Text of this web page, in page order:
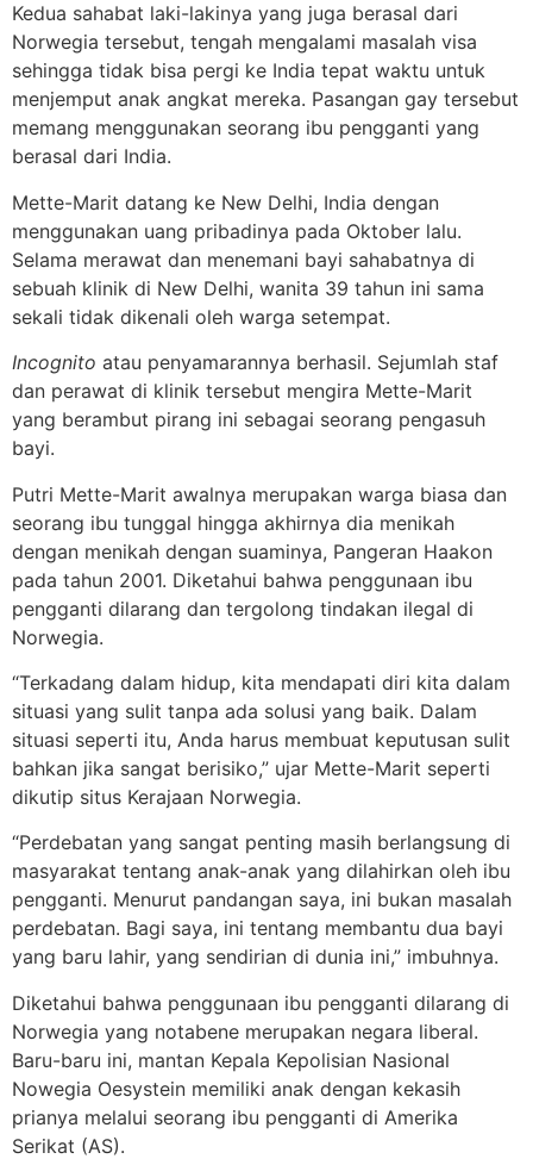
Kedua sahabat laki-lakinya yang juga berasal dari
Norwegia tersebut, tengah mengalami masalah visa
sehingga tidak bisa pergi ke India tepat waktu untuk
menjemput anak angkat mereka. Pasangan gay tersebut
memang menggunakan seorang ibu pengganti yang
berasal dari India.
Mette-Marit datang ke New Delhi, India dengan
menggunakan uang pribadinya pada Oktober lalu.
Selama merawat dan menemani bayi sahabatnya di
sebuah klinik di New Delhi, wanita 39 tahun ini sama
sekali tidak dikenali oleh warga setempat.
Incognito atau penyamarannya berhasil. Sejumlah staf
dan perawat di klinik tersebut mengira Mette-Marit
yang berambut pirang ini sebagai seorang pengasuh
bayi.
Putri Mette-Marit awalnya merupakan warga biasa dan
seorang ibu tunggal hingga akhirnya dia menikah
dengan menikah dengan suaminya, Pangeran Haakon
pada tahun 2001. Diketahui bahwa penggunaan ibu
pengganti dilarang dan tergolong tindakan ilegal di
Norwegia.
“Terkadang dalam hidup, kita mendapati diri kita dalam
situasi yang sulit tanpa ada solusi yang baik. Dalam
situasi seperti itu, Anda harus membuat keputusan sulit
bahkan jika sangat berisiko,” ujar Mette-Marit seperti
dikutip situs Kerajaan Norwegia.
“Perdebatan yang sangat penting masih berlangsung di
masyarakat tentang anak-anak yang dilahirkan oleh ibu
pengganti. Menurut pandangan saya, ini bukan masalah
perdebatan. Bagi saya, ini tentang membantu dua bayi
yang baru lahir, yang sendirian di dunia ini,” imbuhnya.
Diketahui bahwa penggunaan ibu pengganti dilarang di
Norwegia yang notabene merupakan negara liberal.
Baru-baru ini, mantan Kepala Kepolisian Nasional
Nowegia Oesystein memiliki anak dengan kekasih
prianya melalui seorang ibu pengganti di Amerika
Serikat (AS).